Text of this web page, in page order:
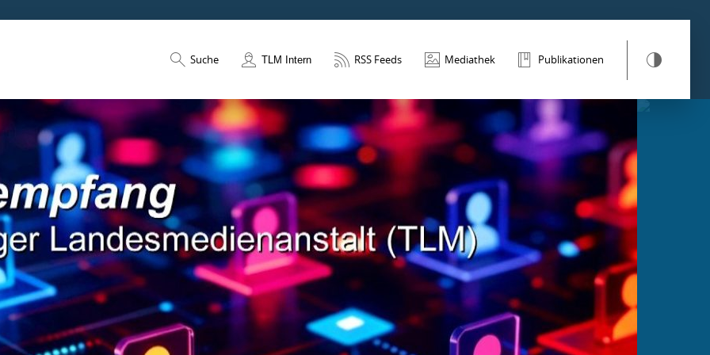
Suche TLM Intern RSS Feeds Mediathek Publikationen